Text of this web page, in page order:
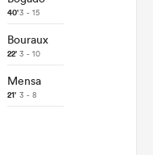
40'3 - 15
Bouraux
22' 3 - 10
Mensa
21' 3 - 8